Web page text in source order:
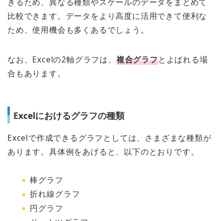
比較できます。データをより高度に活用できて便利な
ため、使用機会も多くあるでしょう。
なお、Excelの2軸グラフは、 複合グラフとよばれる場
合もあります。
Excelにおけるグラフの種類
Excelで作成できるグラフとしては、さまざまな種類が
あります。具体例をあげると、以下のとおりです。
棒グラフ
折れ線グラフ
円グラフ